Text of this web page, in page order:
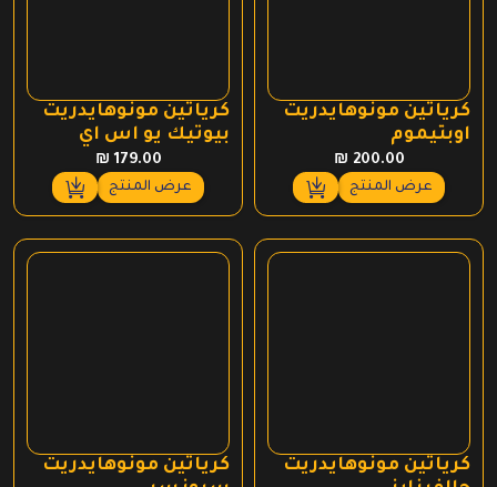
كرياتين مونوهايدريت
اوبتيموم
₪ 200.00
عرض المنتج
كرياتين مونوهايدريت
بيوتيك يو اس اي
₪ 179.00
عرض المنتج
كرياتين مونوهايدريت
كرياتين مونوهايدريت